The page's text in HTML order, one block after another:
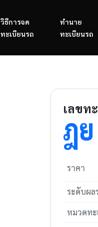
วิธีการจด
ทะเบียนรถ
ทำนาย
ทะเบียนรถ
เลขท
ฎย
ราคา
ระดับผล
หมวดท